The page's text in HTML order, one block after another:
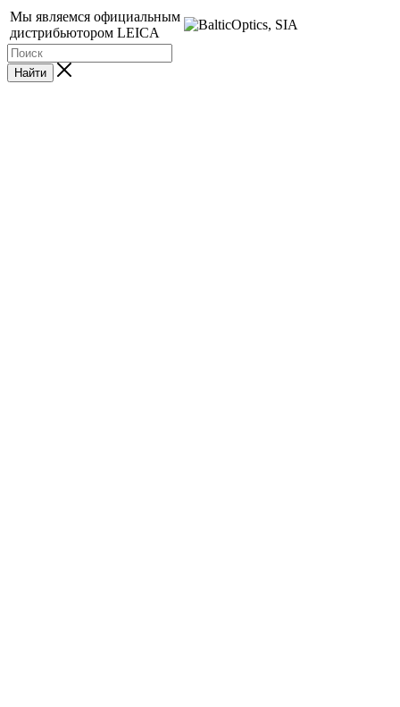
Мы являемся официальным
дистрибьютором LEICA
Найти